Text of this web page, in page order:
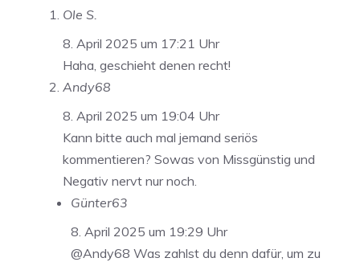
Ole S.
8. April 2025 um 17:21 Uhr
Haha, geschieht denen recht!
Andy68
8. April 2025 um 19:04 Uhr
Kann bitte auch mal jemand seriös
kommentieren? Sowas von Missgünstig und
Negativ nervt nur noch.
Günter63
8. April 2025 um 19:29 Uhr
@Andy68 Was zahlst du denn dafür, um zu